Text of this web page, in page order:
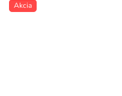
Akcia